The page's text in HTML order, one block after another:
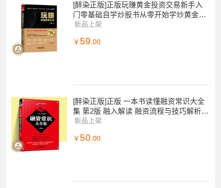
[醉染正版]正版玩赚黄金投资交易新手入
门零基础自学炒股书从零开始学炒黄金交
易实战技巧大全 理财基金书籍 投资类书
新品上架
￥ 59.00
[醉染正版]正版 一本书读懂融资常识大全
集 第2版 融入解读 融资流程与技巧解析
互联网金融 企业融资 理财 融资类
新品上架
￥ 50 .00